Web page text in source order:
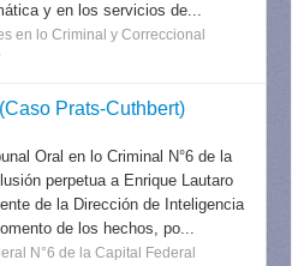
y en los servicios de...
en lo Criminal y Correccional
Prats-Cuthbert)
Oral en lo Criminal N°6 de la
perpetua a Enrique Lautaro
de la Dirección de Inteligencia
de los hechos, po...
N°6 de la Capital Federal